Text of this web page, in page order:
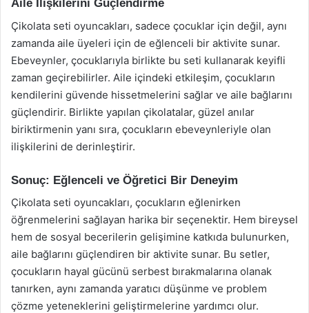
Aile İlişkilerini Güçlendirme
Çikolata seti oyuncakları, sadece çocuklar için değil, aynı
zamanda aile üyeleri için de eğlenceli bir aktivite sunar.
Ebeveynler, çocuklarıyla birlikte bu seti kullanarak keyifli
zaman geçirebilirler. Aile içindeki etkileşim, çocukların
kendilerini güvende hissetmelerini sağlar ve aile bağlarını
güçlendirir. Birlikte yapılan çikolatalar, güzel anılar
biriktirmenin yanı sıra, çocukların ebeveynleriyle olan
ilişkilerini de derinleştirir.
Sonuç: Eğlenceli ve Öğretici Bir Deneyim
Çikolata seti oyuncakları, çocukların eğlenirken
öğrenmelerini sağlayan harika bir seçenektir. Hem bireysel
hem de sosyal becerilerin gelişimine katkıda bulunurken,
aile bağlarını güçlendiren bir aktivite sunar. Bu setler,
çocukların hayal gücünü serbest bırakmalarına olanak
tanırken, aynı zamanda yaratıcı düşünme ve problem
çözme yeteneklerini geliştirmelerine yardımcı olur.